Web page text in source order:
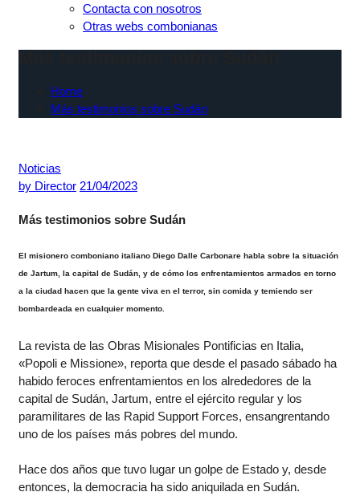
Contacta con nosotros
Otras webs combonianas
Home
Más testimonios sobre Sudán
Noticias
by Director 21/04/2023
Más testimonios sobre Sudán
El misionero comboniano italiano Diego Dalle Carbonare habla sobre la situación
de Jartum, la capital de Sudán, y de cómo los enfrentamientos armados en torno
a la ciudad hacen que la gente viva en el terror, sin comida y temiendo ser
bombardeada en cualquier momento.
La revista de las Obras Misionales Pontificias en Italia,
«Popoli e Missione», reporta que desde el pasado sábado ha
habido feroces enfrentamientos en los alrededores de la
capital de Sudán, Jartum, entre el ejército regular y los
paramilitares de las Rapid Support Forces, ensangrentando
uno de los países más pobres del mundo.
Hace dos años que tuvo lugar un golpe de Estado y, desde
entonces, la democracia ha sido aniquilada en Sudán.